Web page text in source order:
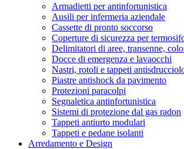
Armadietti per antinfortunistica
Ausili per infermeria aziendale
Cassette di pronto soccorso
Coperture di sicurezza per
Delimitatori di aree, transenne,
Docce di emergenza e lavaocchi
Nastri, rotoli e tappeti
Piastre antishock da pavimento
Protezioni paracolpi
Segnaletica antinfortunistica
Sistemi di protezione dal gas radon
Tappeti antiurto modulari
Tappeti e pedane isolanti
Arredamento e Design